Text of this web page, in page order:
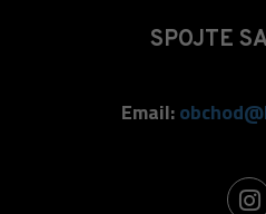
SPOJTE
Email: